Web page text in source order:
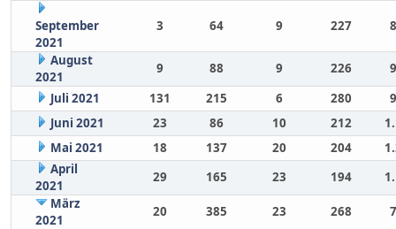
September
2021
3 64 9 227
August
2021
9 88 9 226
Juli 2021
131 215 6 280
Juni 2021
23 86 10 212
Mai 2021
18 137 20 204
April
2021
29 165 23 194
März
2021
20 385 23 268